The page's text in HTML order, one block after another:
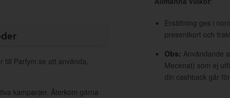
till Parfym.se att använda,
kampanjer. Återkom gärna
Ersättning ges i
presentkort och
Obs: Användande
Mecenat) som ej
din cashback går